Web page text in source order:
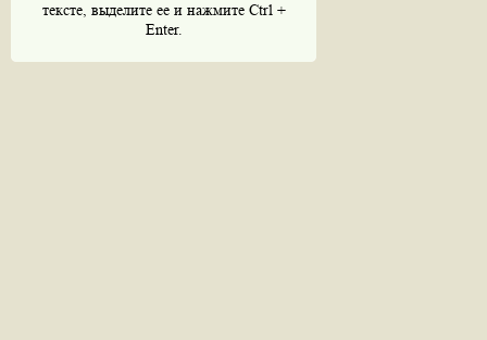
тексте, выделите ее и нажмите Ctrl +
Enter.